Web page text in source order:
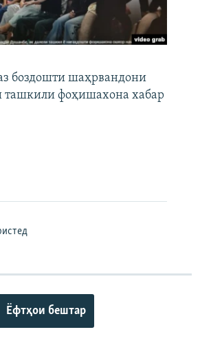
боздошти шаҳрвандони
ташкили фоҳишахона хабар
Ёфтҳои бештар